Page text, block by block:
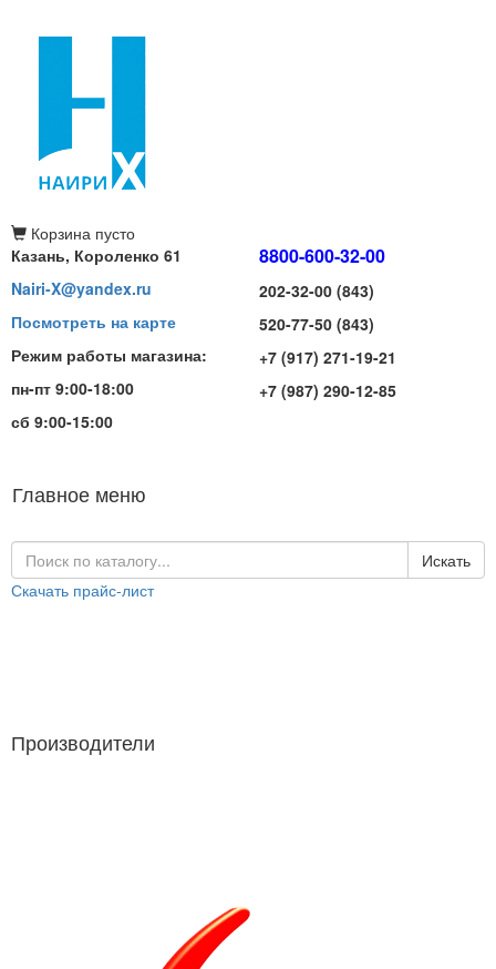
Корзина пусто
Казань, Короленко 61
Nairi-X@yandex.ru
Посмотреть на карте
Режим работы магазина:
пн-пт 9:00-18:00
сб 9:00-15:00
8800-600-32-00
202-32-00 (843)
520-77-50 (843)
+7 (917) 271-19-21
+7 (987) 290-12-85
Главное меню
Искать
Скачать прайс-лист
Производители